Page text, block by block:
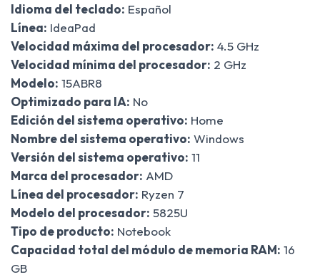
Idioma del teclado: Español
Línea: IdeaPad
Velocidad máxima del procesador: 4.5 GHz
Velocidad mínima del procesador: 2 GHz
Modelo: 15ABR8
Optimizado para IA: No
Edición del sistema operativo: Home
Nombre del sistema operativo: Windows
Versión del sistema operativo: 11
Marca del procesador: AMD
Línea del procesador: Ryzen 7
Modelo del procesador: 5825U
Tipo de producto: Notebook
Capacidad total del módulo de memoria RAM: 16
GB